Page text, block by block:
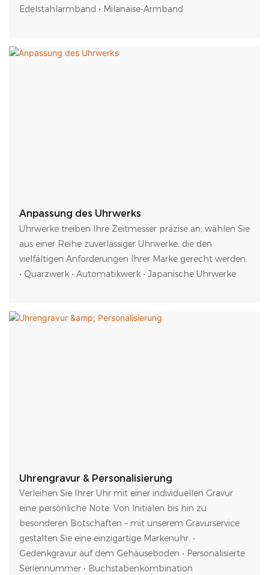
Edelstahlarmband • Milanaise-Armband
Anpassung des Uhrwerks
Uhrwerke treiben Ihre Zeitmesser präzise an; wählen Sie
aus einer Reihe zuverlässiger Uhrwerke, die den
vielfältigen Anforderungen Ihrer Marke gerecht werden.
• Quarzwerk • Automatikwerk • Japanische Uhrwerke
Uhrengravur & Personalisierung
Verleihen Sie Ihrer Uhr mit einer individuellen Gravur
eine persönliche Note. Von Initialen bis hin zu
besonderen Botschaften – mit unserem Gravurservice
gestalten Sie eine einzigartige Markenuhr. •
Gedenkgravur auf dem Gehäuseboden • Personalisierte
Seriennummer • Buchstabenkombination